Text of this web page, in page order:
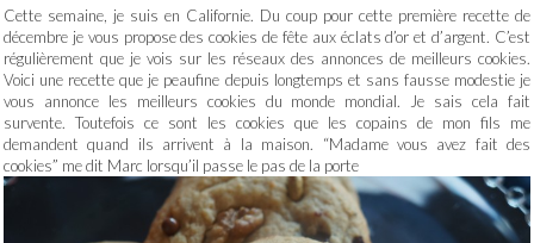
Cette semaine, je suis en Californie. Du coup pour cette première recette de
décembre je vous propose des cookies de fête aux éclats d’or et d’argent. C’est
régulièrement que je vois sur les réseaux des annonces de meilleurs cookies.
Voici une recette que je peaufine depuis longtemps et sans fausse modestie je
vous annonce les meilleurs cookies du monde mondial. Je sais cela fait
survente. Toutefois ce sont les cookies que les copains de mon fils me
demandent quand ils arrivent à la maison. “Madame vous avez fait des
cookies” me dit Marc lorsqu’il passe le pas de la porte